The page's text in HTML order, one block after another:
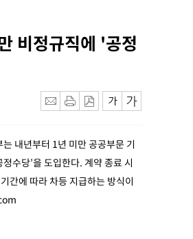
비정규직에 '공정
내년부터 1년 미만 공공부문 기
수당’을 도입한다. 계약 종료 시
에 따라 차등 지급하는 방식이